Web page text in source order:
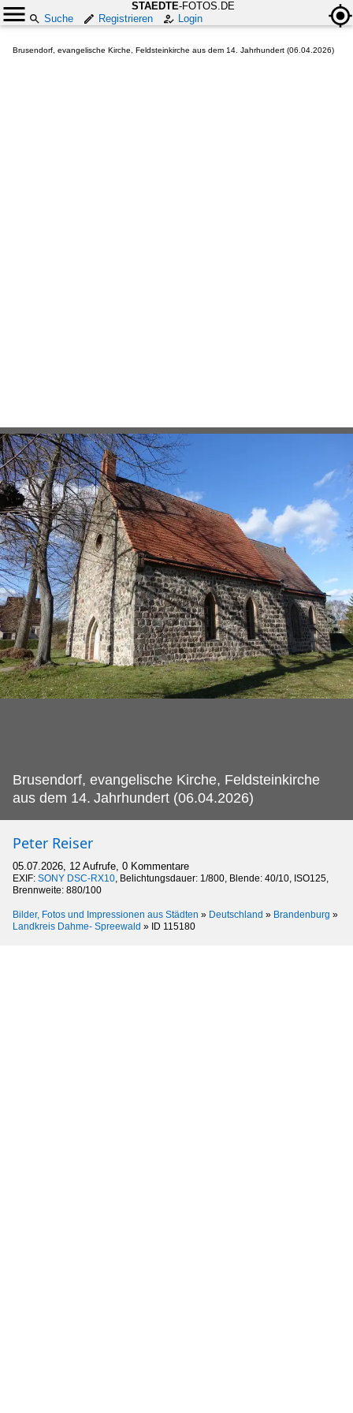
STAEDTE-FOTOS.DE
Suche
Registrieren Login
Brusendorf, evangelische Kirche, Feldsteinkirche aus dem 14. Jahrhundert (06.04.2026)
Brusendorf, evangelische Kirche, Feldsteinkirche
aus dem 14. Jahrhundert (06.04.2026)
Peter Reiser
05.07.2026, 12 Aufrufe, 0 Kommentare
EXIF: SONY DSC-RX10, Belichtungsdauer: 1/800, Blende: 40/10, ISO125,
Brennweite: 880/100
Bilder, Fotos und Impressionen aus Städten » Deutschland » Brandenburg »
Landkreis Dahme- Spreewald » ID 115180